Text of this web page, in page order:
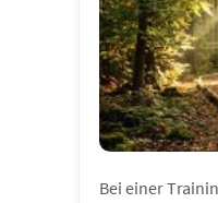
Bei einer